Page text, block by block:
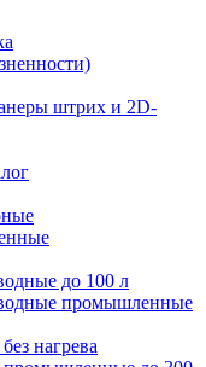
штрих и 2D-
до 100 л
промышленные
нагрева